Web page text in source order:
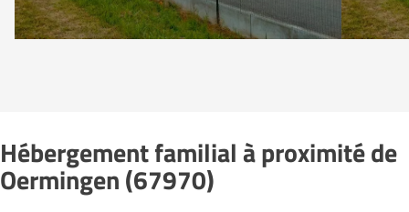
Hébergement familial à proximité de
Oermingen (67970)